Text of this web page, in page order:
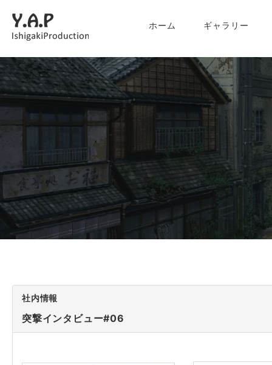
ホーム ギャラリー
社内情報
突撃インタビュー#06